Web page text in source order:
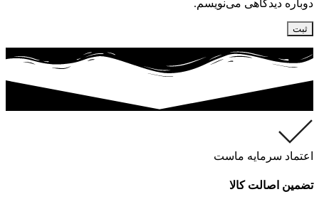
دوباره دیدگاهی می‌نویسم.
اعتماد سرمایه ماست
تضمین اصالت کالا